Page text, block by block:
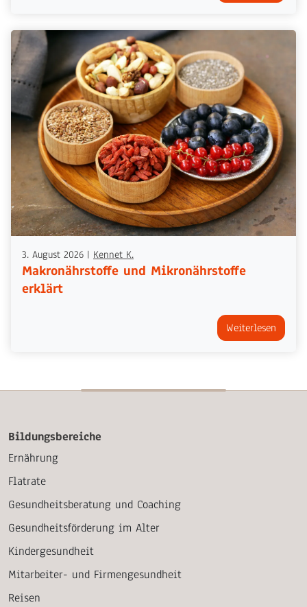
3. August 2026 | Kennet K.
Makronährstoffe und Mikronährstoffe
erklärt
Weiterlesen
Bildungsbereiche
Ernährung
Flatrate
Gesundheitsberatung und Coaching
Gesundheitsförderung im Alter
Kindergesundheit
Mitarbeiter- und Firmengesundheit
Reisen